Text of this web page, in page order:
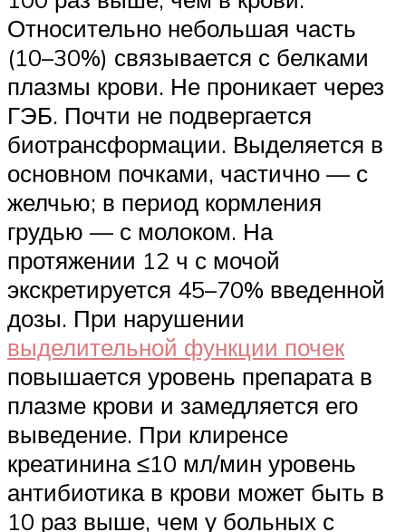
Относительно небольшая часть
(10–30%) связывается с белками
плазмы крови. Не проникает через
ГЭБ. Почти не подвергается
биотрансформации. Выделяется в
основном почками, частично — с
желчью; в период кормления
грудью — с молоком. На
протяжении 12 ч с мочой
экскретируется 45–70% введенной
дозы. При нарушении
выделительной функции почек
повышается уровень препарата в
плазме крови и замедляется его
выведение. При клиренсе
креатинина ≤10 мл/мин уровень
антибиотика в крови может быть в
10 раз выше, чем у больных с